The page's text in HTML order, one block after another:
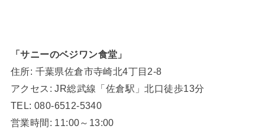
「サニーのベジワン食堂」
住所: 千葉県佐倉市寺崎北4丁目2-8
アクセス: JR総武線「佐倉駅」北口徒歩13分
TEL: 080-6512-5340
営業時間: 11:00～13:00